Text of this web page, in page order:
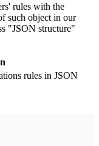
rules with the
such object in our
"JSON structure"
rules in JSON